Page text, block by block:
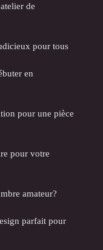
de
pour tous
en
pour une pièce
pour votre
amateur?
parfait pour